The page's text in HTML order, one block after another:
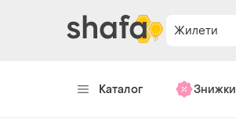
Жилети
Каталог Знижки